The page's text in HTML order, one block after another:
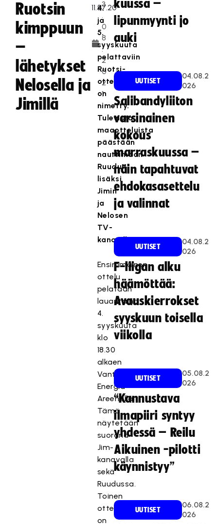
Ruotsin
kimppuun
–
lähetykset
Nelosella ja
Jimillä
3
.
0
8
.
2
0
2
1
4.
ja
5.
syyskuuta
pelattaviin
Ruotsi-
otteluihin
on
nimetty.
Tulevista
maaotteluista
päästään
nauttimaan
Ruudun
lisäksi
Jimin
ja
Nelosen
TV-
kanavilla.
Ensimmäinen
ottelu
pelataan
lauantaina
4.
syyskuuta
klo
18.30
alkaen
Vantaan
Energia
Areenalla.
Tämä
näytetään
suorana
Jim-
kanavalla
sekä
Ruudussa.
Toinen
ottelu
on
kuussa –
lipunmyynti jo
auki
UUTISET
04.08.2
026
Salibandyliiton
varsinainen
kokous
marraskuussa –
näin tapahtuvat
ehdokasasettelu
ja valinnat
UUTISET
04.08.2
026
F-liigan alku
häämöttää:
Avauskierrokset
syyskuun toisella
viikolla
UUTISET
05.08.2
026
“Kannustava
ilmapiiri syntyy
yhdessä – Reilu
Aikuinen -pilotti
käynnistyy”
UUTISET
06.08.2
026